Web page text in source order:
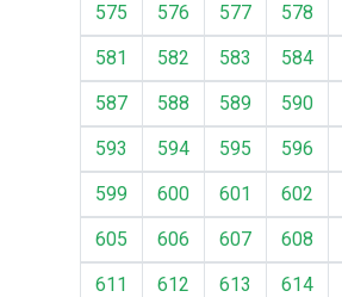
575
576 577 578
581
582 583 584
587
588 589 590
593
594 595 596
599
600 601 602
605
606 607 608
611
612 613 614